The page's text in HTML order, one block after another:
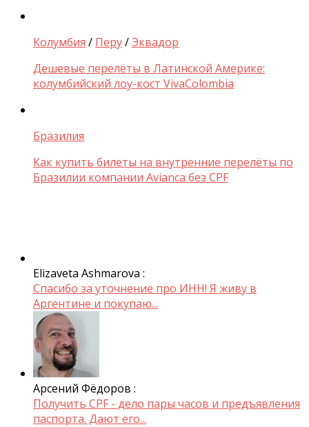
Колумбия / Перу/Эквадор
Дешевые перелёты в Латинской Америке:
колумбийский лоу-кост VivaColombia
Бразилия
Как купить билеты на внутренние перелёты по
Бразилии компании Avianca без CPF
Elizaveta Ashmarova :
Спасибо за уточнение про ИНН! Я живу в
Аргентине и покупаю...
Арсений Фёдоров :
Получить CPF - дело пары часов и предъявления
паспорта. Дают его...